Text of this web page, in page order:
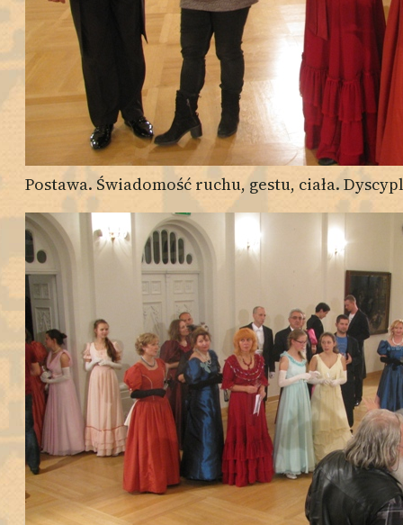
Postawa. Świadomość ruchu, gestu, ciała.